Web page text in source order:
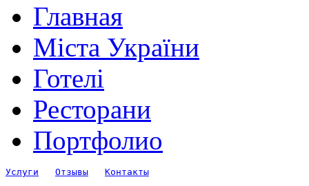
Главная
Міста України
Готелі
Ресторани
Портфолио
Услуги Отзывы Контакты